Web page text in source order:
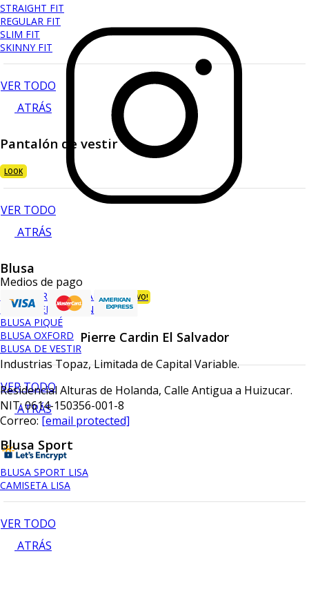
STRAIGHT FIT
REGULAR FIT
SLIM FIT
SKINNY FIT
VER TODO
ATRÁS
Pantalón de vestir
LOOK
VER TODO
ATRÁS
Blusa
BLUSA ORGANIC BAMBÚ ¡NUEVO!
BLUSA PERFORMANCE
BLUSA PIQUÉ
BLUSA OXFORD
BLUSA DE VESTIR
VER TODO
ATRÁS
Blusa Sport
BLUSA SPORT LISA
CAMISETA LISA
VER TODO
ATRÁS
Medios de pago
Pierre Cardin El Salvador
Industrias Topaz, Limitada de Capital Variable.
Residencial Alturas de Holanda, Calle Antigua a Huizucar.
NIT: 0614-150356-001-8
Correo: [email protected]